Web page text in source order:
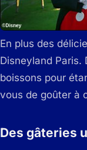
En plus des
Disneyland
boissons pour
vous de goûter à
Des gâteries